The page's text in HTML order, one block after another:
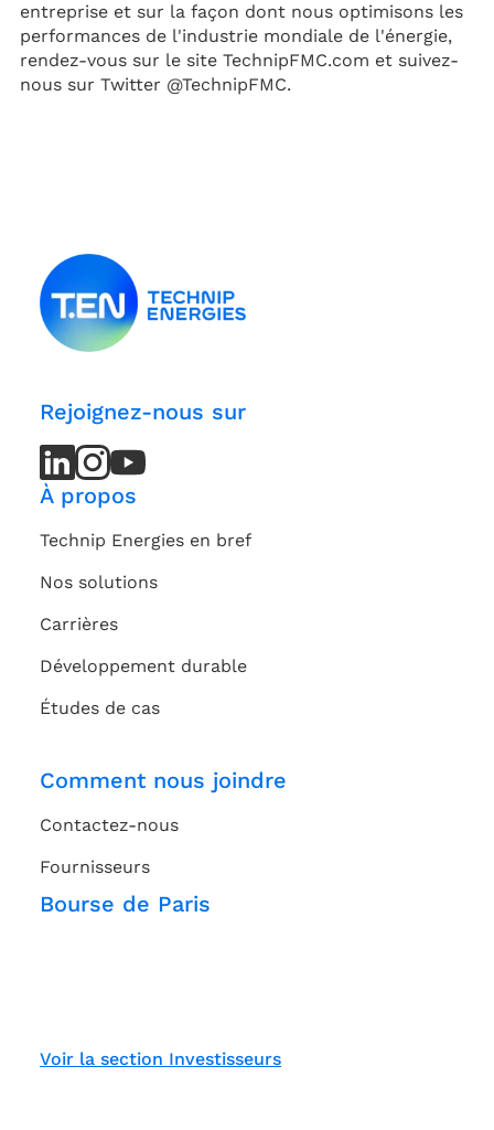
entreprise et sur la façon dont nous optimisons les
performances de l'industrie mondiale de l'énergie,
rendez-vous sur le site TechnipFMC.com et suivez-
nous sur Twitter @TechnipFMC.
Rejoignez-nous sur
LinkedIn
LinkedIn
Instagram
Instagram
Youtube
Channel
À propos
Technip Energies en bref
Nos solutions
Carrières
Développement durable
Études de cas
Comment nous joindre
Contactez-nous
Fournisseurs
Bourse de Paris
Voir la section Investisseurs